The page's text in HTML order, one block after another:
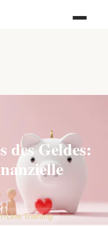
des Geldes:
Line Training